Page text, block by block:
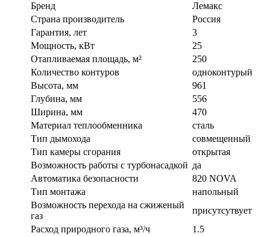
Бренд
Лемакс
Страна производитель
Россия
Гарантия, лет
3
Мощность, кВт
25
Отапливаемая площадь, м²
250
Количество контуров
одноконтурый
Высота, мм
961
Глубина, мм
556
Ширина, мм
470
Материал теплообменника
сталь
Тип дымохода
совмещенный
Тип камеры сгорания
открытая
Возможность работы с турбонасадкой да
Автоматика безопасности
820 NOVA
Тип монтажа
напольный
Возможность перехода на сжиженый
газ
присутсутвует
Расход природного газа, м³/ч
1.5